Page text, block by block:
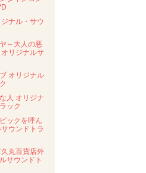
ジナル・サウ
～大人の悪
リジナルサ
オリジナル
人 オリジナ
ック
ックを呼ん
ウンドトラ
久丸百貨店外
サウンドト